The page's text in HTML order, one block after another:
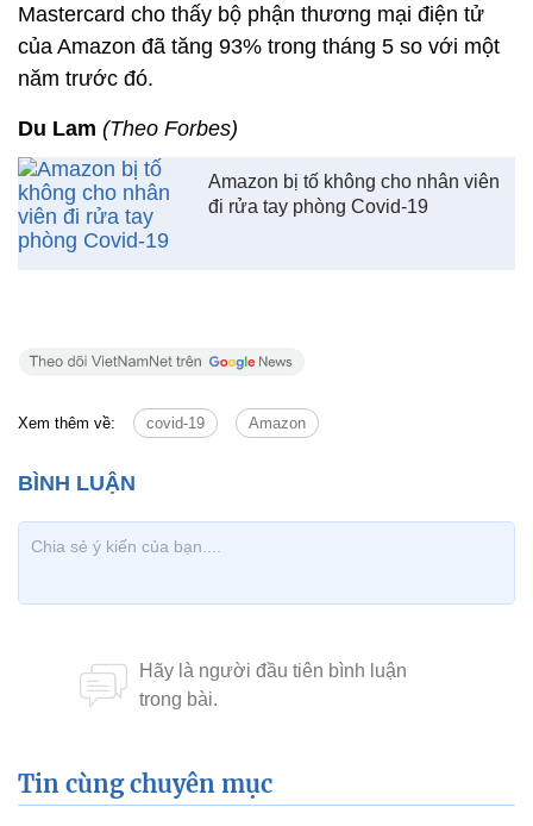
Mastercard cho thấy bộ phận thương mại điện tử
của Amazon đã tăng 93% trong tháng 5 so với một
năm trước đó.
Du Lam (Theo Forbes)
Amazon bị tố không cho nhân viên
đi rửa tay phòng Covid-19
Xem thêm về: covid-19 Amazon
Tin cùng chuyên mục